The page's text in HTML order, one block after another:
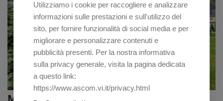
MENO IMMOBILI SUL MERCATO A CAUSA
Utilizziamo i cookie per raccogliere e analizzare
informazioni sulle prestazioni e sull'utilizzo del
sito, per fornire funzionalità di social media e per
migliorare e personalizzare contenuti e
pubblicità presenti. Per la nostra informativa
sulla privacy generale, visita la pagina dedicata
a questo link:
https://www.ascom.vi.it/privacy.html